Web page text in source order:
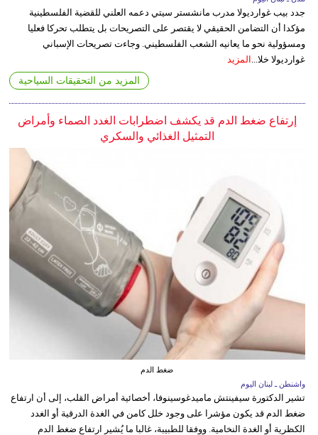
جدد بيب غوارديولا مدرب مانشستر سيتي دعمه العلني للقضية الفلسطينية
مؤكدا أن التضامن الحقيقي لا يقتصر على التصريحات بل يتطلب تحركا فعليا
ومسؤولية نحو ما يعانيه الشعب الفلسطيني. وجاءت تصريحات الإسباني
غوارديولا خلا...
المزيد
المزيد من التحقيقات السياحية
إرتفاع ضغط الدم قد يكشف اضطرابات الغدد الصماء وأمراض
التمثيل الغذائي والسكري
ضغط الدم
واشنطن ـ لبنان اليوم
تشير الدكتورة سيفينتش ماميدغوسينوفا، أخصائية أمراض القلب، إلى أن ارتفاع
ضغط الدم قد يكون مؤشرا على وجود خلل كامن في الغدة الدرقية أو الغدد
الكظرية أو الغدة النخامية. ووفقا للطبيبة، غالبا ما يُشير ارتفاع ضغط الدم